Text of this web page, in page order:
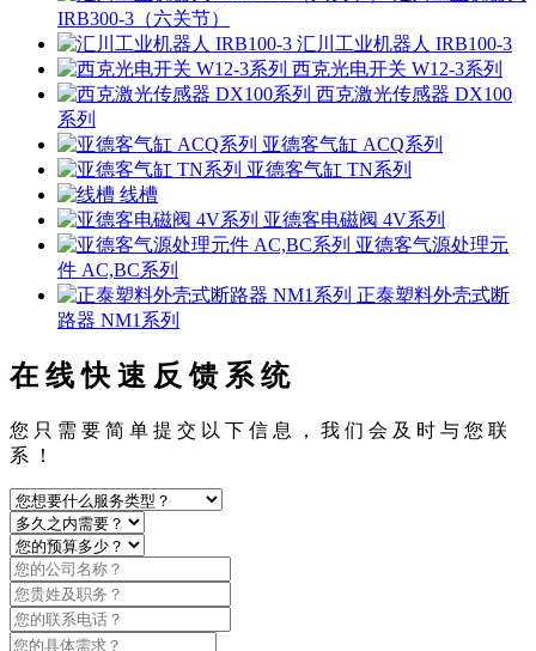
IRB300-3（六关节）
汇川工业机器人 IRB100-3
西克光电开关 W12-3系列
西克激光传感器 DX100
系列
亚德客气缸 ACQ系列
亚德客气缸 TN系列
线槽
亚德客电磁阀 4V系列
亚德客气源处理元
件 AC,BC系列
正泰塑料外壳式断
路器 NM1系列
在 线 快 速 反 馈 系 统
您 只 需 要 简 单 提 交 以 下 信 息 ， 我 们 会 及 时 与 您 联
系 ！